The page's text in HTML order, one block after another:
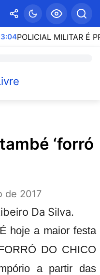
POLICIAL MILITAR É
‘forró
de 2017
hoje a maior festa
DO CHICO
a partir das